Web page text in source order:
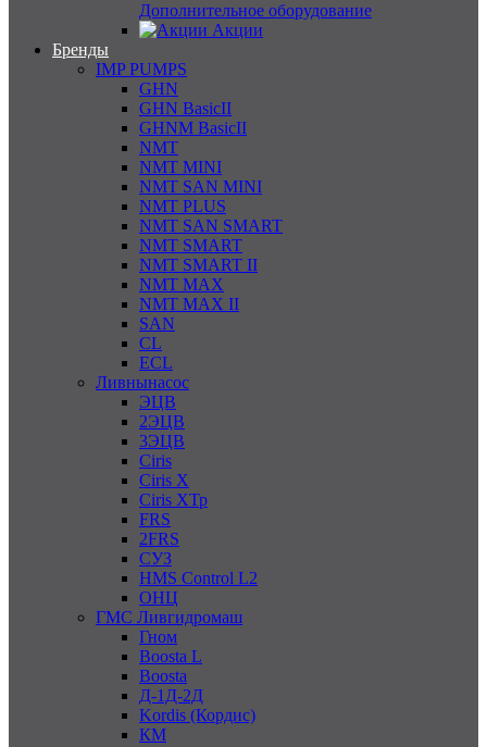
Дополнительное оборудование
Акции
Бренды
IMP PUMPS
GHN
GHN BasicII
GHNM BasicII
NMT
NMT MINI
NMT SAN MINI
NMT PLUS
NMT SAN SMART
NMT SMART
NMT SMART II
NMT MAX
NMT MAX II
SAN
CL
ECL
Ливнынасос
ЭЦВ
2ЭЦВ
3ЭЦВ
Ciris
Ciris X
Ciris ХТр
FRS
2FRS
СУЗ
HMS Control L2
ОНЦ
ГМС Ливгидромаш
Гном
Boosta L
Boosta
Д-1Д-2Д
Kordis (Кордис)
КМ